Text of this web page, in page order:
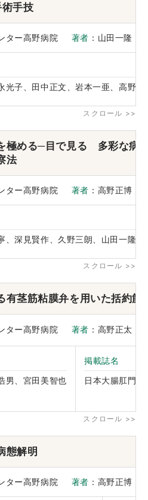
手技
ンター高野病院 著者 ：山田一隆
光子、田中正文、岩本一亜、高野正
極める─目で見る 多彩な病
法
ンター高野病院 著者 ：高野正博
、深見賢作、久野三朗、山田一隆
有茎筋粘膜弁を用いた括約筋
ンター高野病院 著者 ：高野正
男、宮田美智也
掲載誌名
日本大腸肛門病
態解明
ンター高野病院 著者 ：高野正博